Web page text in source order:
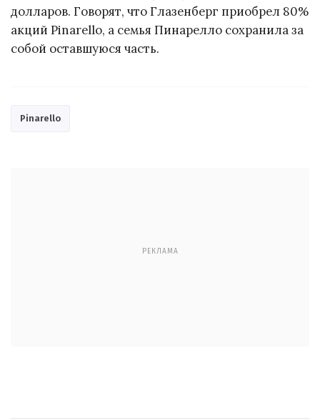
долларов. Говорят, что Глазенберг приобрел 80%
акций Pinarello, а семья Пинарелло сохранила за
собой оставшуюся часть.
Pinarello
РЕКЛАМА